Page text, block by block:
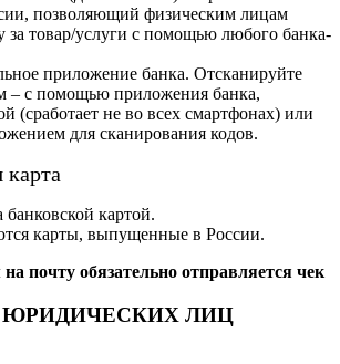
позволяющий физическим лицам
за товар/услуги с помощью любого банка-
приложение банка. Отсканируйте
– с помощью приложения банка,
(сработает не во всех смартфонах) или
для сканирования кодов.
карта
банковской картой.
карты, выпущенные в России.
почту обязательно отправляется чек
ЮРИДИЧЕСКИХ ЛИЦ